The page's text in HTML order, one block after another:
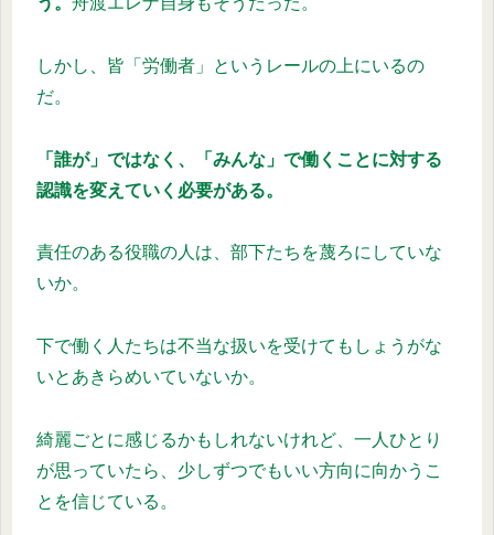
しかし、皆「労働者」というレールの上にいるの
だ。
「誰が」ではなく、「みんな」で働くことに対する
認識を変えていく必要がある。
責任のある役職の人は、部下たちを蔑ろにしていな
いか。
下で働く人たちは不当な扱いを受けてもしょうがな
いとあきらめいていないか。
綺麗ごとに感じるかもしれないけれど、一人ひとり
が思っていたら、少しずつでもいい方向に向かうこ
とを信じている。